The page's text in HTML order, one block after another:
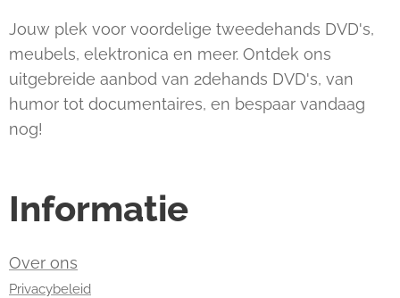
Jouw plek voor voordelige tweedehands DVD's,
meubels, elektronica en meer. Ontdek ons
uitgebreide aanbod van 2dehands DVD's, van
humor tot documentaires, en bespaar vandaag
nog!
Informatie
Over ons
Privacybeleid